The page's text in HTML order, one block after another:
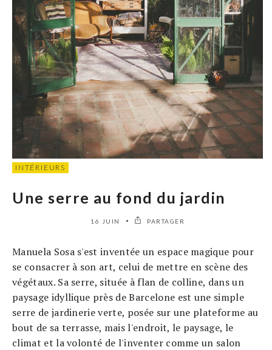
INTÉRIEURS
Une serre au fond du jardin
16 JUIN PARTAGER
Manuela Sosa s'est inventée un espace magique pour
se consacrer à son art, celui de mettre en scène des
végétaux. Sa serre, située à flan de colline, dans un
paysage idyllique près de Barcelone est une simple
serre de jardinerie verte, posée sur une plateforme au
bout de sa terrasse, mais l'endroit, le paysage, le
climat et la volonté de l'inventer comme un salon